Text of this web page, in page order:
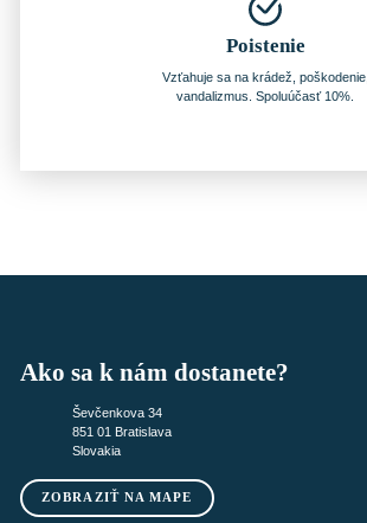
Poistenie
Vzťahuje sa na krádež, poškodenie,
vandalizmus. Spoluúčasť 10%.
Ako sa k nám dostanete?
Ševčenkova 34
851 01 Bratislava
Slovakia
ZOBRAZIŤ NA MAPE